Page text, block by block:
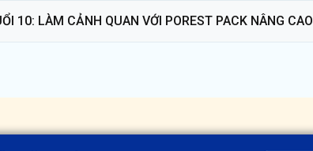
10: LÀM CẢNH QUAN VỚI POREST PACK NÂNG CAO